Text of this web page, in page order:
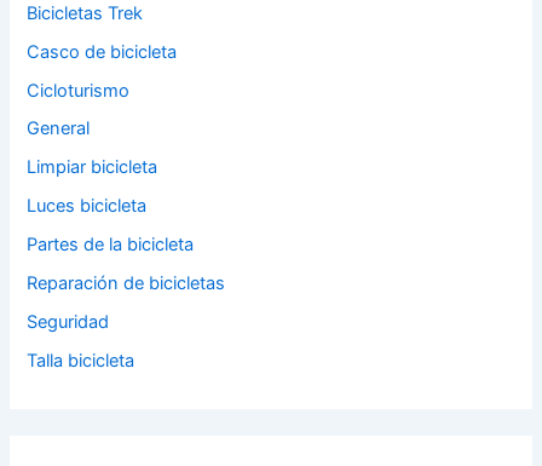
Bicicletas Trek
Casco de bicicleta
Cicloturismo
General
Limpiar bicicleta
Luces bicicleta
Partes de la bicicleta
Reparación de bicicletas
Seguridad
Talla bicicleta